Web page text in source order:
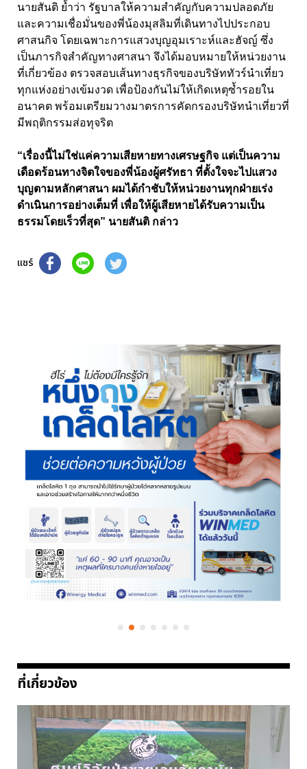
นายสันติ ย้ำว่า รัฐบาลให้ความสำคัญกับความปลอดภัย
และความเชื่อมั่นของพี่น้องมุสลิมที่เดินทางไปประกอบ
ศาสนกิจ โดยเฉพาะการแสวงบุญอุมเราะห์และฮัจญ์ ซึ่ง
เป็นภารกิจสำคัญทางศาสนา จึงได้มอบหมายให้หน่วยงาน
ที่เกี่ยวข้อง ตรวจสอบเส้นทางธุรกิจของบริษัททัวร์นำเที่ยว
ทุกแห่งอย่างเข้มงวด เพื่อป้องกันไม่ให้เกิดเหตุซ้ำรอยใน
อนาคต พร้อมเตรียมวางมาตรการคัดกรองบริษัทนำเที่ยวที่
มีพฤติกรรมส่อทุจริต
“เรื่องนี้ไม่ใช่แค่ความเสียหายทางเศรษฐกิจ แต่เป็นความ
เดือดร้อนทางจิตใจของพี่น้องผู้ศรัทธา ที่ตั้งใจจะไปแสวง
บุญตามหลักศาสนา ผมได้กำชับให้หน่วยงานทุกฝ่ายเร่ง
ดำเนินการอย่างเต็มที่ เพื่อให้ผู้เสียหายได้รับความเป็น
ธรรมโดยเร็วที่สุด” นายสันติ กล่าว
แชร์
ที่เกี่ยวข้อง